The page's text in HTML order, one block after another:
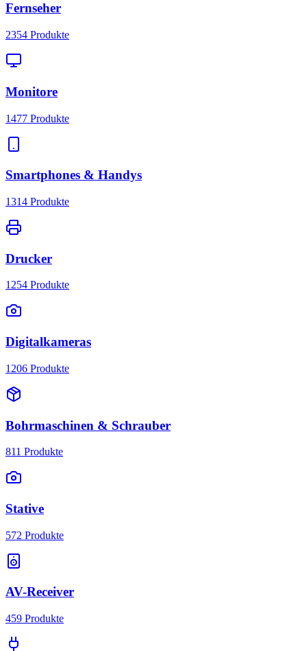
Fernseher
2354 Produkte
Monitore
1477 Produkte
Smartphones & Handys
1314 Produkte
Drucker
1254 Produkte
Digitalkameras
1206 Produkte
Bohrmaschinen & Schrauber
811 Produkte
Stative
572 Produkte
AV-Receiver
459 Produkte